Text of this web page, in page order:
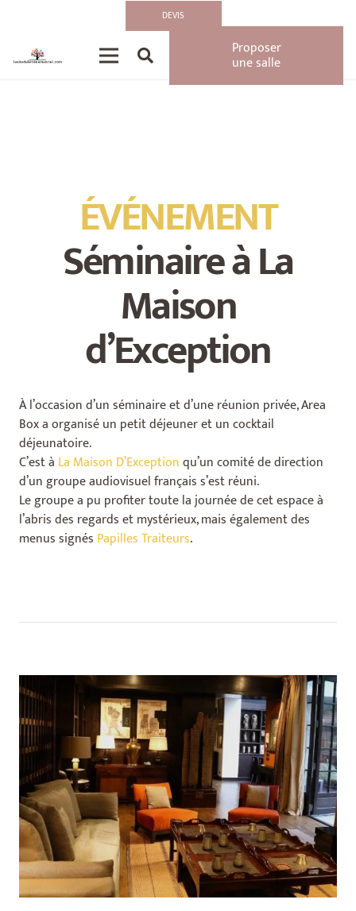
DEVIS
Proposer
une salle
ÉVÉNEMENT : Séminaire à La Maison d’Exception
ÉVÉNEMENT
Séminaire à La
Maison
d’Exception
À l’occasion d’un séminaire et d’une réunion privée, Area
Box a organisé un petit déjeuner et un cocktail
déjeunatoire.
C’est à La Maison D’Exceptionqu’un comité de direction
d’un groupe audiovisuel français s’est réuni.
Le groupe a pu profiter toute la journée de cet espace à
l’abris des regards et mystérieux, mais également des
menus signés Papilles Traiteurs.